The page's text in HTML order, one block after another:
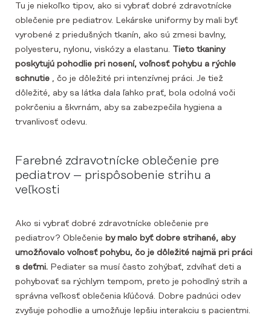
Tu je niekoľko tipov, ako si vybrať dobré zdravotnícke
oblečenie pre pediatrov. Lekárske uniformy by mali byť
vyrobené z priedušných tkanín, ako sú zmesi bavlny,
polyesteru, nylonu, viskózy a elastanu. Tieto tkaniny
poskytujú pohodlie pri nosení, voľnosť pohybu a rýchle
schnutie , čo je dôležité pri intenzívnej práci. Je tiež
dôležité, aby sa látka dala ľahko prať, bola odolná voči
pokrčeniu a škvrnám, aby sa zabezpečila hygiena a
trvanlivosť odevu.
Farebné zdravotnícke oblečenie pre
pediatrov – prispôsobenie strihu a
veľkosti
Ako si vybrať dobré zdravotnícke oblečenie pre
pediatrov? Oblečenie by malo byť dobre strihané, aby
umožňovalo voľnosť pohybu, čo je dôležité najmä pri práci
s deťmi. Pediater sa musí často zohýbať, zdvíhať deti a
pohybovať sa rýchlym tempom, preto je pohodlný strih a
správna veľkosť oblečenia kľúčová. Dobre padnúci odev
zvyšuje pohodlie a umožňuje lepšiu interakciu s pacientmi.